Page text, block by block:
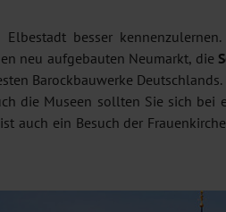
besser
neu aufgebauten Neumarkt, die
Barockbauwerke
die Museen sollten Sie sich
auch ein Besuch der